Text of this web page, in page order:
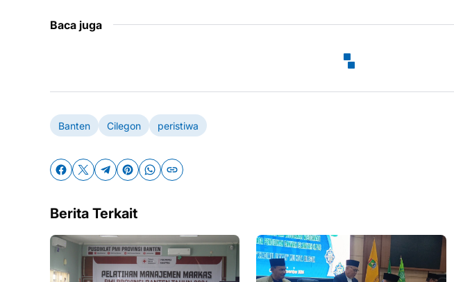
Baca juga
Banten Cilegon peristiwa
Berita Terkait